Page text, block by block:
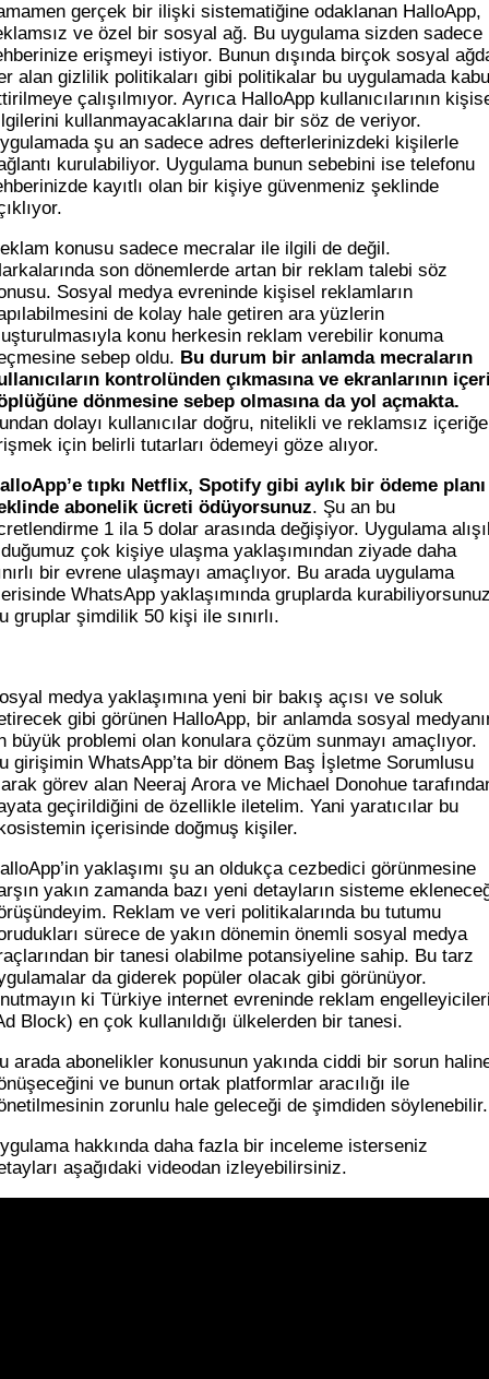
gerçek bir ilişki sistematiğine odaklanan HalloApp,
ve özel bir sosyal ağ. Bu uygulama sizden sadece
erişmeyi istiyor. Bunun dışında birçok sosyal
alan gizlilik politikaları gibi politikalar bu uygulamada
çalışılmıyor. Ayrıca HalloApp kullanıcılarının
kullanmayacaklarına dair bir söz de veriyor.
şu an sadece adres defterlerinizdeki kişilerle
kurulabiliyor. Uygulama bunun sebebini ise telefonu
kayıtlı olan bir kişiye güvenmeniz şeklinde
konusu sadece mecralar ile ilgili de değil.
son dönemlerde artan bir reklam talebi söz
Sosyal medya evreninde kişisel reklamların
de kolay hale getiren ara yüzlerin
konu herkesin reklam verebilir konuma
sebep oldu. Bu durum bir anlamda mecraların
kontrolünden çıkmasına ve ekranlarının
dönmesine sebep olmasına da yol açmakta.
dolayı kullanıcılar doğru, nitelikli ve reklamsız içeriğe
için belirli tutarları ödemeyi göze alıyor.
tıpkı Netflix, Spotify gibi aylık bir ödeme planı
abonelik ücreti ödüyorsunuz. Şu an bu
1 ila 5 dolar arasında değişiyor. Uygulama
çok kişiye ulaşma yaklaşımından ziyade daha
bir evrene ulaşmayı amaçlıyor. Bu arada uygulama
WhatsApp yaklaşımında gruplarda
gruplar şimdilik 50 kişi ile sınırlı.
medya yaklaşımına yeni bir bakış açısı ve soluk
gibi görünen HalloApp, bir anlamda sosyal
büyük problemi olan konulara çözüm sunmayı amaçlıyor.
girişimin WhatsApp’ta bir dönem Baş İşletme Sorumlusu
görev alan Neeraj Arora ve Michael Donohue
geçirildiğini de özellikle iletelim. Yani yaratıcılar bu
içerisinde doğmuş kişiler.
yaklaşımı şu an oldukça cezbedici görünmesine
yakın zamanda bazı yeni detayların sisteme
Reklam ve veri politikalarında bu tutumu
sürece de yakın dönemin önemli sosyal medya
bir tanesi olabilme potansiyeline sahip. Bu tarz
da giderek popüler olacak gibi görünüyor.
ki Türkiye internet evreninde reklam
Block) en çok kullanıldığı ülkelerden bir tanesi.
arada abonelikler konusunun yakında ciddi bir sorun
ve bunun ortak platformlar aracılığı ile
zorunlu hale geleceği de şimdiden söylenebilir.
hakkında daha fazla bir inceleme isterseniz
aşağıdaki videodan izleyebilirsiniz.